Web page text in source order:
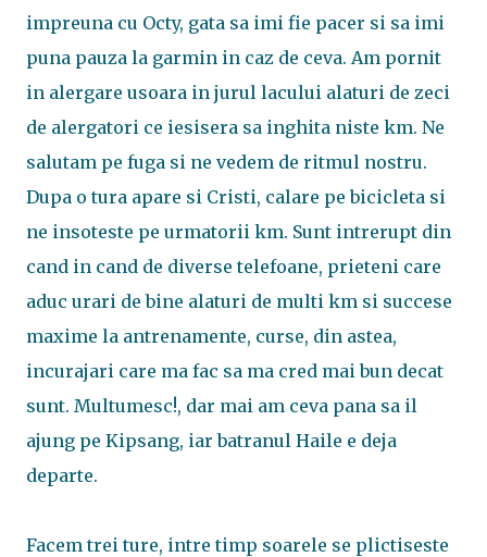
impreuna cu Octy, gata sa imi fie pacer si sa imi
puna pauza la garmin in caz de ceva. Am pornit
in alergare usoara in jurul lacului alaturi de zeci
de alergatori ce iesisera sa inghita niste km. Ne
salutam pe fuga si ne vedem de ritmul nostru.
Dupa o tura apare si Cristi, calare pe bicicleta si
ne insoteste pe urmatorii km. Sunt intrerupt din
cand in cand de diverse telefoane, prieteni care
aduc urari de bine alaturi de multi km si succese
maxime la antrenamente, curse, din astea,
incurajari care ma fac sa ma cred mai bun decat
sunt. Multumesc!, dar mai am ceva pana sa il
ajung pe Kipsang, iar batranul Haile e deja
departe.
Facem trei ture, intre timp soarele se plictiseste